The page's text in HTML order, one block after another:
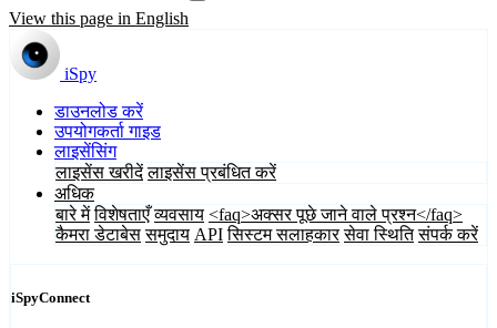
View this page in English
iSpy
डाउनलोड करें
उपयोगकर्ता गाइड
लाइसेंसिंग
लाइसेंस खरीदें लाइसेंस प्रबंधित करें
अधिक
बारे में विशेषताएँ व्यवसाय <faq>अक्सर पूछे जाने वाले प्रश्न</faq>
कैमरा डेटाबेस समुदाय API सिस्टम सलाहकार सेवा स्थिति संपर्क करें
iSpyConnect